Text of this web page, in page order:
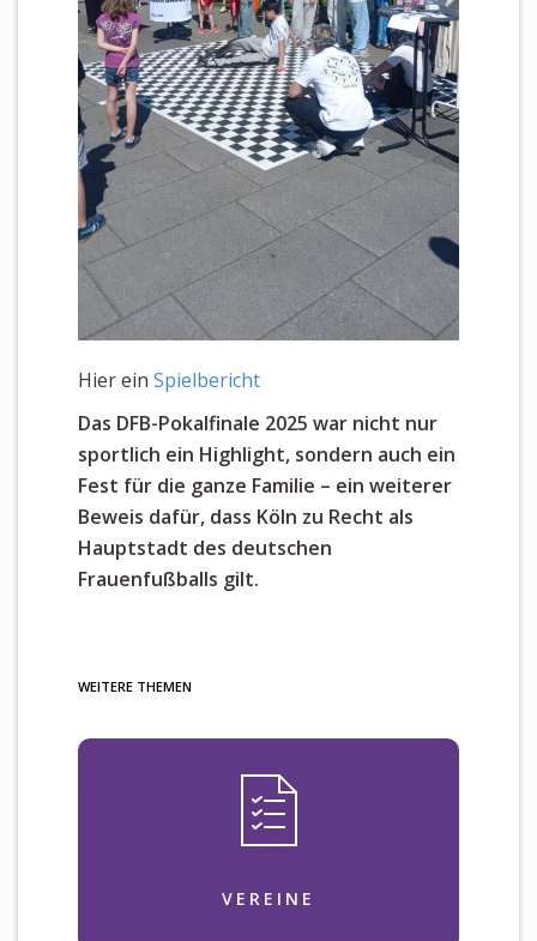
Hier ein Spielbericht
Das DFB-Pokalfinale 2025 war nicht nur
sportlich ein Highlight, sondern auch ein
Fest für die ganze Familie – ein weiterer
Beweis dafür, dass Köln zu Recht als
Hauptstadt des deutschen
Frauenfußballs gilt.
WEITERE THEMEN
VEREINE